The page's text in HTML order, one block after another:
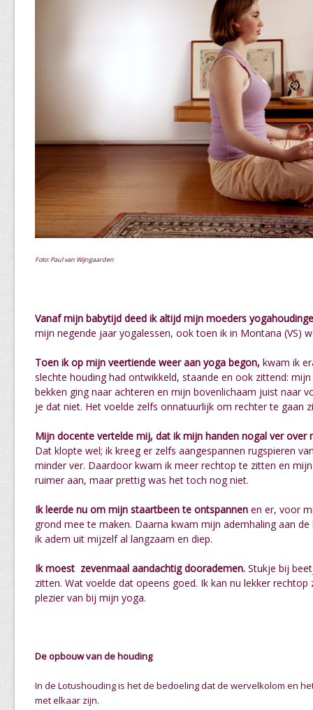
Foto: Paul van Wijngaarden
Vanaf mijn babytijd deed ik altijd mijn moeders
mijn negende jaar yogalessen, ook toen ik in Montana (VS)
Toen ik op mijn veertiende weer aan yoga begon, kwam ik
slechte houding had ontwikkeld, staande en ook zittend:
bekken ging naar achteren en mijn bovenlichaam juist naar
je dat niet. Het voelde zelfs onnatuurlijk om rechter te gaan
Mijn docente vertelde mij, dat ik mijn handen nogal ver over
Dat klopte wel; ik kreeg er zelfs aangespannen rugspieren
minder ver. Daardoor kwam ik meer rechtop te zitten en
ruimer aan, maar prettig was het toch nog niet.
Ik leerde nu om mijn staartbeen te ontspannen en er, voor
grond mee te maken. Daarna kwam mijn ademhaling aan
ik adem uit mijzelf al langzaam en diep.
Ik moest zevenmaal aandachtig doorademen. Stukje bij
zitten. Wat voelde dat opeens goed. Ik kan nu lekker rechtop
plezier van bij mijn yoga.
De opbouw van de houding
In de Lotushouding is het de bedoeling dat de wervelkolom en
met elkaar zijn.